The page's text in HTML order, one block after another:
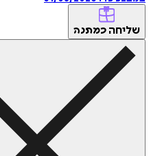
שליחה כמתנה